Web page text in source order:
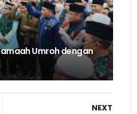
Umroh dengan
NEXT